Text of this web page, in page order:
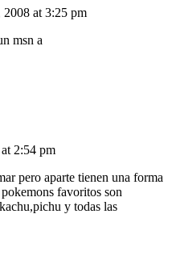
2008 at 3:25 pm
msn a
2:54 pm
pero aparte tienen una forma
favoritos son
y todas las